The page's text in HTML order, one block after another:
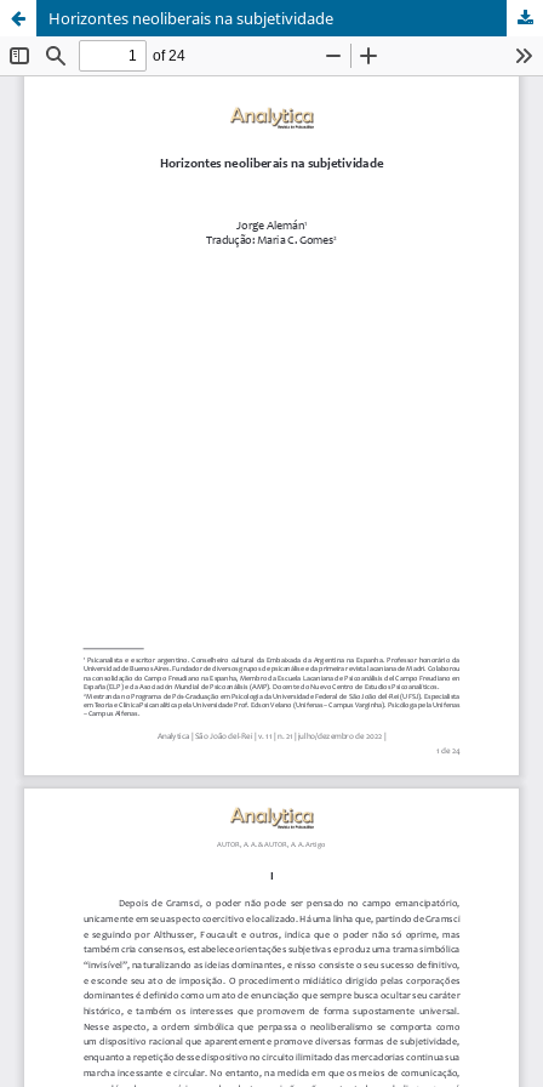
Horizontes neoliberais na subjetividade